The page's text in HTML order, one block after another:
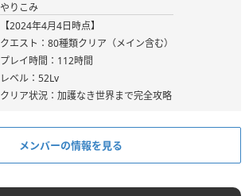
やりこみ
【2024年4月4日時点】
クエスト：80種類クリア（メイン含む）
プレイ時間：112時間
レベル：52Lv
クリア状況：加護なき世界まで完全攻略
メンバーの情報を見る